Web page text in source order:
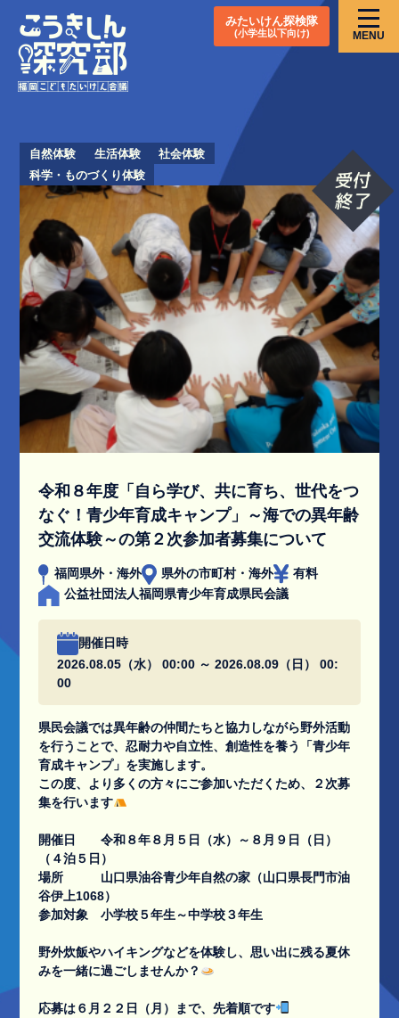
みたいけん探検隊
(小学生以下向け) MENU
自然体験 生活体験
社会体験
科学・ものづくり体験
令和８年度「自ら学び、共に育ち、世代をつ
なぐ！青少年育成キャンプ」～海での異年齢
交流体験～の第２次参加者募集について
福岡県外・海外 県外の市町村・海外
有料
公益社団法人福岡県青少年育成県民会議
開催日時
2026.08.05（水） 00:00 ～ 2026.08.09（日） 00:
00
県民会議では異年齢の仲間たちと協力しながら野外活動
を行うことで、忍耐力や自立性、創造性を養う「青少年
育成キャンプ」を実施します。
この度、より多くの方々にご参加いただくため、２次募
集を行います
開催日 令和８年８月５日（水）～８月９日（日）
（４泊５日）
場所 山口県油谷青少年自然の家（山口県長門市油
谷伊上1068）
参加対象 小学校５年生～中学校３年生
野外炊飯やハイキングなどを体験し、思い出に残る夏休
みを一緒に過ごしませんか？
応募は６月２２日（月）まで、先着順です